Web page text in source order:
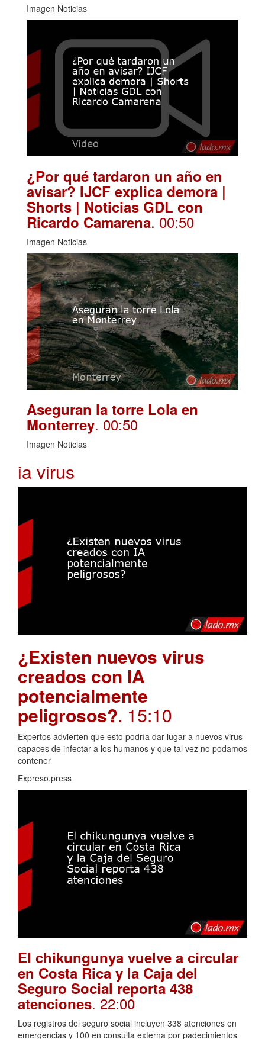
Imagen Noticias
¿Por qué tardaron un año en
avisar? IJCF explica demora |
Shorts | Noticias GDL con
Ricardo Camarena. 00:50
Imagen Noticias
Aseguran la torre Lola en
Monterrey. 00:50
Imagen Noticias
ia virus
¿Existen nuevos virus
creados con IA
potencialmente
peligrosos?. 15:10
Expertos advierten que esto podría dar lugar a nuevos virus
capaces de infectar a los humanos y que tal vez no podamos
contener
Expreso.press
El chikungunya vuelve a circular
en Costa Rica y la Caja del
Seguro Social reporta 438
atenciones. 22:00
Los registros del seguro social incluyen 338 atenciones en
emergencias y 100 en consulta externa por padecimientos